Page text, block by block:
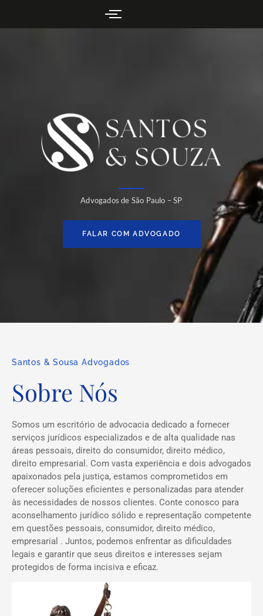
Advogados de São Paulo – SP
FALAR COM ADVOGADO
Santos & Sousa Advogados
Sobre Nós
Somos um escritório de advocacia dedicado a fornecer
serviços jurídicos especializados e de alta qualidade nas
áreas pessoais, direito do consumidor, direito médico,
direito empresarial. Com vasta experiência e dois advogados
apaixonados pela justiça, estamos comprometidos em
oferecer soluções eficientes e personalizadas para atender
às necessidades de nossos clientes. Conte conosco para
aconselhamento jurídico sólido e representação competente
em questões pessoais, consumidor, direito médico,
empresarial . Juntos, podemos enfrentar as dificuldades
legais e garantir que seus direitos e interesses sejam
protegidos de forma incisiva e eficaz.